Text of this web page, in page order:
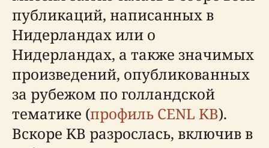
публикаций, написанных в
Нидерландах или о
Нидерландах, а также значимых
произведений, опубликованных
за рубежом по голландской
тематике (профиль CENL KB).
Вскоре KB разрослась, включив в